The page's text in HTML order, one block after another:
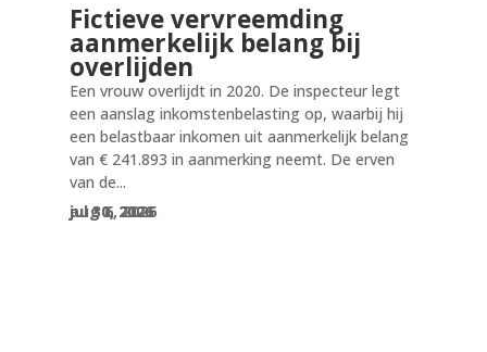
aug 6, 2026
jul 30, 2026
Fictieve vervreemding
aanmerkelijk belang bij
overlijden
jul 30, 2026
Een vrouw overlijdt in 2020. De inspecteur legt
een aanslag inkomstenbelasting op, waarbij hij
een belastbaar inkomen uit aanmerkelijk belang
van € 241.893 in aanmerking neemt. De erven
van de...